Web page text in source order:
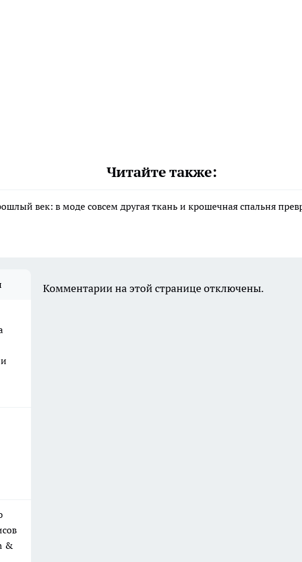
Читайте также:
век: в моде совсем другая ткань и крошечная спальня
&
Комментарии на этой странице отключены.